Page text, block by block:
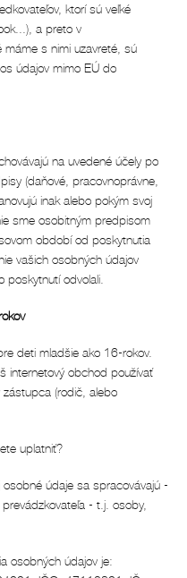
ktorí sú veľké
a preto v
máme s nimi uzavreté, sú
údajov mimo EÚ do
na uvedené účely po
(daňové, pracovnoprávne,
inak alebo pokým svoj
sme osobitným predpisom
období od poskytnutia
vašich osobných údajov
poskytnutí odvolali.
deti mladšie ako 16-rokov.
internetový obchod používať
zástupca (rodič, alebo
uplatniť?
údaje sa spracovávajú -
- t.j. osoby,
osobných údajov je: